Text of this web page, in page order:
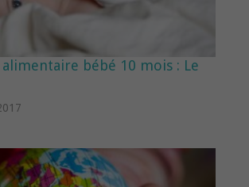
bébé 10 mois : Le